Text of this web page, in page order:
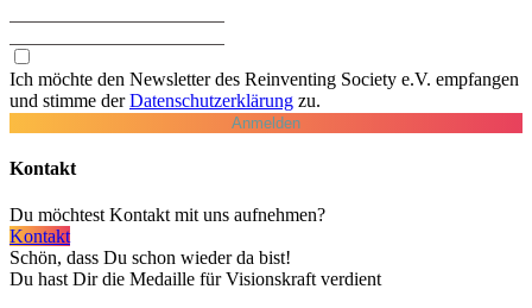
Ich möchte den Newsletter des Reinventing Society e.V. empfangen
und stimme derDaten­schutz­erklärung zu.
Anmelden
Kontakt
Du möchtest Kontakt mit uns aufnehmen?
Kontakt
Schön, dass Du schon wieder da bist!
Du hast Dir die Medaille für Visionskraft verdient